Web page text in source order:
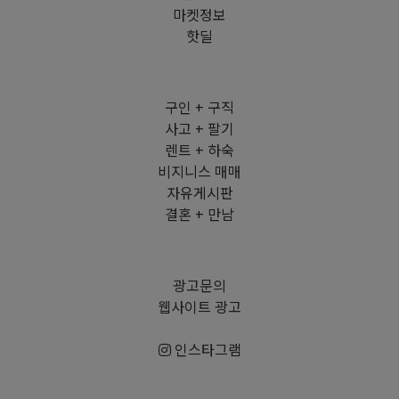
마켓정보
핫딜
구인 + 구직
사고 + 팔기
렌트 + 하숙
비지니스 매매
자유게시판
결혼 + 만남
광고문의
웹사이트 광고
인스타그램